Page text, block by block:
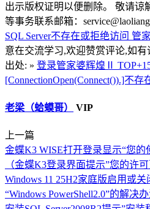
出示版权证明以便删除。 敬请谅
等事务联系邮箱：
SQL Server不存在或拒绝访问 管
意在交流学习,欢迎赞赏评论,如
出处: » 登录管家婆辉煌Ⅱ
[ConnectionOpen(Connect()).]不
老梁（蛤蟆哥） VIP
上一篇
金蝶K3 WISE打开登录显示“您的
（金蝶K3登录界面提示”您的许
Windows 11 25H2家庭版启用或
“Windows PowerShell2.0”的解决